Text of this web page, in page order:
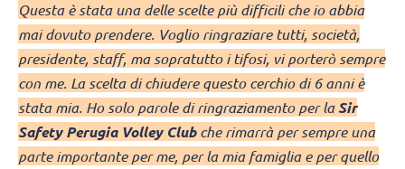
Questa è stata una delle scelte più difficili che io abbia
mai dovuto prendere. Voglio ringraziare tutti, società,
presidente, staff, ma sopratutto i tifosi, vi porterò sempre
con me. La scelta di chiudere questo cerchio di 6 anni è
stata mia. Ho solo parole di ringraziamento per laSir
Safety Perugia Volley Clubche rimarrà per sempre una
parte importante per me, per la mia famiglia e per quello